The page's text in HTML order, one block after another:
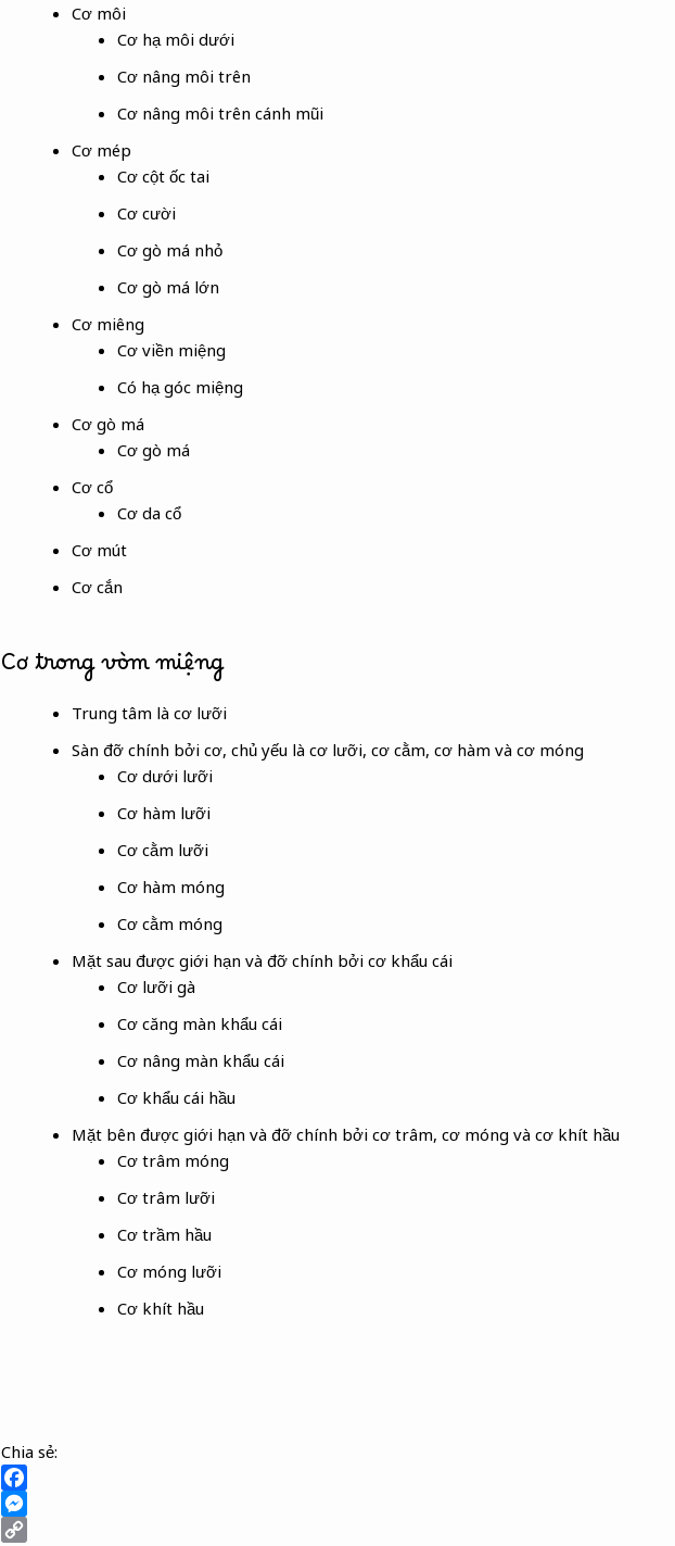
Cơ môi
Cơ hạ môi dưới
Cơ nâng môi trên
Cơ nâng môi trên cánh mũi
Cơ mép
Cơ cột ốc tai
Cơ cười
Cơ gò má nhỏ
Cơ gò má lớn
Cơ miêng
Cơ viền miệng
Có hạ góc miệng
Cơ gò má
Cơ gò má
Cơ cổ
Cơ da cổ
Cơ mút
Cơ cắn
Cơ trong vòm miệng
Trung tâm là cơ lưỡi
Sàn đỡ chính bởi cơ, chủ yếu là cơ lưỡi, cơ cằm, cơ hàm và cơ móng
Cơ dưới lưỡi
Cơ hàm lưỡi
Cơ cằm lưỡi
Cơ hàm móng
Cơ cằm móng
Mặt sau được giới hạn và đỡ chính bởi cơ khẩu cái
Cơ lưỡi gà
Cơ căng màn khẩu cái
Cơ nâng màn khẩu cái
Cơ khẩu cái hầu
Mặt bên được giới hạn và đỡ chính bởi cơ trâm, cơ móng và cơ khít hầu
Cơ trâm móng
Cơ trâm lưỡi
Cơ trầm hầu
Cơ móng lưỡi
Cơ khít hầu
Chia sẻ:
F
aM